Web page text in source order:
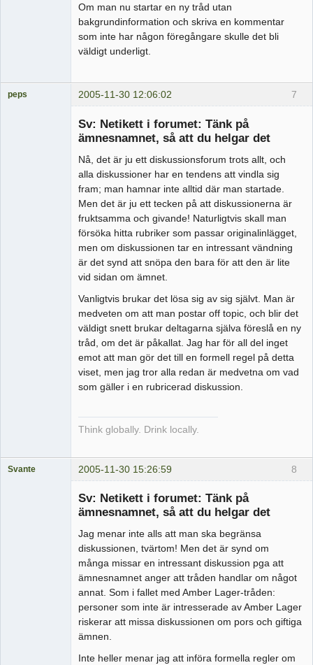
Om man nu startar en ny tråd utan
bakgrundinformation och skriva en kommentar
som inte har någon föregångare skulle det bli
väldigt underligt.
7
peps 2005-11-30 12:06:02
Sv: Netikett i forumet: Tänk på
ämnesnamnet, så att du helgar det
Nå, det är ju ett diskussionsforum trots allt, och
alla diskussioner har en tendens att vindla sig
fram; man hamnar inte alltid där man startade.
Men det är ju ett tecken på att diskussionerna är
fruktsamma och givande! Naturligtvis skall man
försöka hitta rubriker som passar originalinlägget,
men om diskussionen tar en intressant vändning
är det synd att snöpa den bara för att den är lite
vid sidan om ämnet.
Vanligtvis brukar det lösa sig av sig självt. Man är
medveten om att man postar off topic, och blir det
väldigt snett brukar deltagarna själva föreslå en ny
tråd, om det är påkallat. Jag har för all del inget
emot att man gör det till en formell regel på detta
viset, men jag tror alla redan är medvetna om vad
som gäller i en rubricerad diskussion.
Think globally. Drink locally.
8
Svante 2005-11-30 15:26:59
Sv: Netikett i forumet: Tänk på
ämnesnamnet, så att du helgar det
Jag menar inte alls att man ska begränsa
diskussionen, tvärtom! Men det är synd om
många missar en intressant diskussion pga att
ämnesnamnet anger att tråden handlar om något
annat. Som i fallet med Amber Lager-tråden:
personer som inte är intresserade av Amber Lager
riskerar att missa diskussionen om pors och giftiga
ämnen.
Inte heller menar jag att införa formella regler om